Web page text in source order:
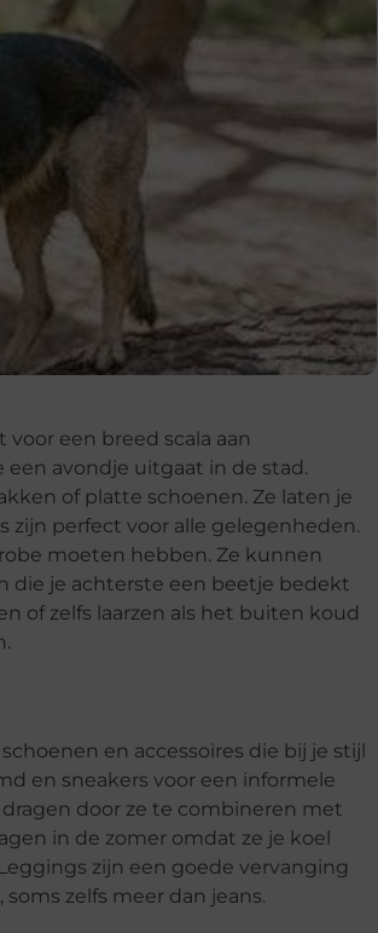
een breed scala aan
een avondje uitgaat in de stad.
of platte schoenen. Ze laten je
zijn perfect voor alle gelegenheden.
moeten hebben. Ze kunnen
die je achterste een beetje bedekt
of zelfs laarzen als het buiten koud
en accessoires die bij je stijl
en sneakers voor een informele
door ze te combineren met
in de zomer omdat ze je koel
zijn een goede vervanging
zelfs meer dan jeans.